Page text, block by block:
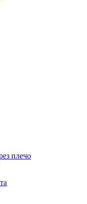
плечо